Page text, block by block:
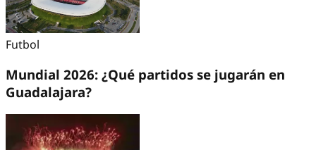
Futbol
Mundial 2026: ¿Qué partidos se jugarán en
Guadalajara?